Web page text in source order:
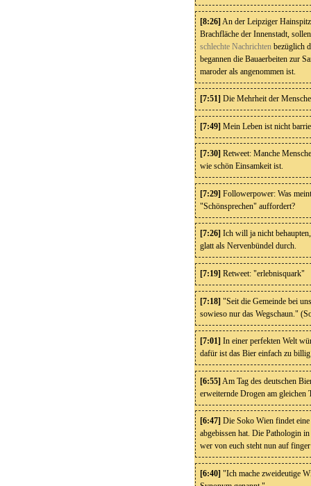
[8:26] An der Leipziger
Brachfläche der Innenstadt,
schlechte Nachrichten bezüglich
begannen die Bauaerbeiten zur
maroder als angenommen ist.
[7:51] Die Mehrheit der
[7:49] Mein Leben ist nicht
[7:30] Retweet: Manche
wie schön Einsamkeit ist.
[7:29] Followerpower: Was
"Schönsprechen" auffordert?
[7:26] Ich will ja nicht
glatt als Nervenbündel durch.
[7:19] Retweet: "erlebnisquark"
[7:18] "Seit die Gemeinde bei
sowieso nur das Wegschaun."
[7:01] In einer perfekten Welt
dafür ist das Bier einfach zu
[6:55] Am Tag des deutschen
erweiternde Drogen am gleichen
[6:47] Die Soko Wien findet
abgebissen hat. Die Pathologin
wer von euch steht nun auf
[6:40] "Ich mache zweideutige